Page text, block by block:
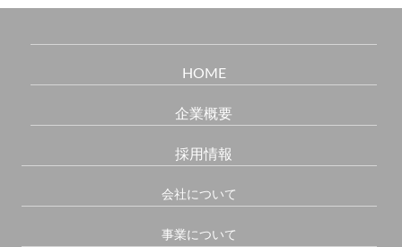
HOME
企業概要
採用情報
会社について
事業について